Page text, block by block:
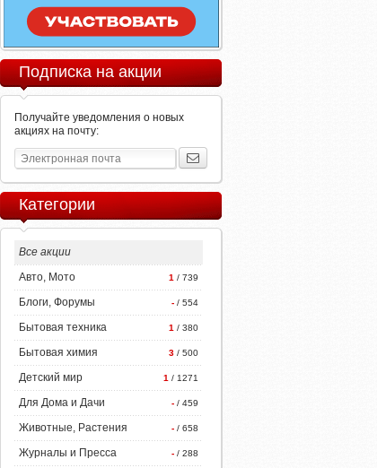
Подписка на акции
Получайте уведомления о новых
акциях на почту:
Категории
Все акции
1 / 739
Авто, Мото
- / 554
Блоги, Форумы
1 / 380
Бытовая техника
3 / 500
Бытовая химия
1 / 1271
Детский мир
- / 459
Для Дома и Дачи
- / 658
Животные, Растения
- / 288
Журналы и Пресса